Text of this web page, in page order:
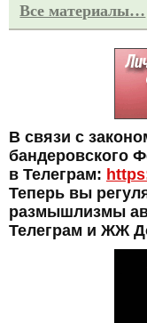
Все материалы…
В связи с
бандеровского
в Телеграм:
Теперь вы
размышлизмы
Телеграм и ЖЖ